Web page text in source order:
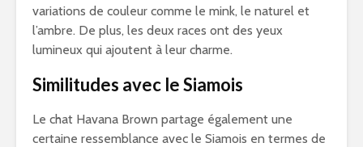
variations de couleur comme le mink, le naturel et
l’ambre. De plus, les deux races ont des yeux
lumineux qui ajoutent à leur charme.
Similitudes avec le Siamois
Le chat Havana Brown partage également une
certaine ressemblance avec le Siamois en termes de